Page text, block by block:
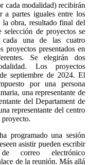
cada modalidad) recibirán
a partes iguales entre los
obra, resultado final del
de proyectos se
una de las cuatro
proyectos presentados en
Se elegirán dos
Los proyectos
septiembre de 2024. El
por una persona
una representante de
del Departament de
representante del centro
proyecto.
programado una sesión
asistir pueden escribir
correo electrónico
de la reunión. Más allá